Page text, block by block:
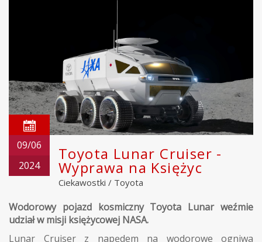
09/06
2024
Toyota Lunar Cruiser -
Wyprawa na Księżyc
Ciekawostki / Toyota
Wodorowy pojazd kosmiczny Toyota Lunar weźmie
udział w misji księżycowej NASA.
Lunar Cruiser z napędem na wodorowe ogniwa